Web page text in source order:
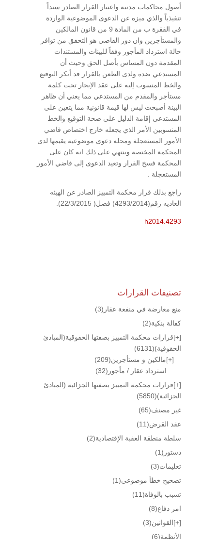
أصول محاكمات مدنية واعتبار القرار الصادر سنداً
تنفيذياً والذي ميزه عن الدعوى الموضوعية الواردة
في الفقرة ب من المادة 9 من قانون المالكين
والمستأجرين وان دور القاضي هو التحقق من توافر
حالة استرداد المأجور وفقاً للبينات والمستندات
المقدمة دون المساس بأصل الحق وحيث أن
المستدعي ضده ولدى الطعن بالقرار قد أنكر التوقيع
والخط المنسوب إليه على عقد الإيجار تحت كلمة
مستأجر والمقدم من المستدعي مما يعني أن ظاهر
البينة أصبحت ليس لها قيمة قانونية مما يتعين على
المستدعي إقامة الدليل على صحة التوقيع والخط
المنسوبين الأمر الذي يجعله خارج اختصاص قاضي
الأمور المستعجلة ومحله دعوى موضوعية يقيمها لدى
المحكمة المختصة وينتهي على ذلك انه كان على
المحكمة فسخ القرار وتعيد الدعوى إلى قاضي الأمور
المستعجلة .
راجع بذلك قرار محكمة التمييز الصادر عن الهيئه
العاديه رقم(4293/2014) فصل( 22/3/2015).
h2014.4293
تصنيفات القرارات
منع معارضة في منفعة عقار (3)
كفالة بنكية(2)
[+]قرارات محكمة التمييز بصفتها الحقوقية(المبادئ
الحقوقية)(6131)
[+]مالكين و مستأجرين(209)
استرداد عقار / مأجور (32)
[+]قرارات محكمة التمييز بصفتها الجزائية (المبادئ
الجزائية)(5850)
غير مصنف(65)
عقد القرض(11)
سلطة منطقة العقبة الإقتصادية(2)
دستور (1)
تعليمات(3)
تصحيح خطأ موضوعي(1)
تسبب بالوفاة(11)
امر دفاع(8)
[+]القوانين(3)
الأنظمة(6)